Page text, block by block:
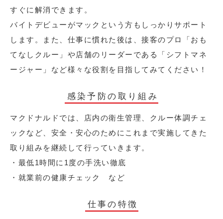
すぐに解消できます。
バイトデビューがマックという方もしっかりサポート
します。また、仕事に慣れた後は、接客のプロ「おも
てなしクルー」や店舗のリーダーである「シフトマネ
ージャー」など様々な役割を目指してみてください！
感染予防の取り組み
マクドナルドでは、店内の衛生管理、クルー体調チェ
ックなど、安全・安心のためにこれまで実施してきた
取り組みを継続して行っていきます。
・最低1時間に1度の手洗い徹底
・就業前の健康チェック など
仕事の特徴